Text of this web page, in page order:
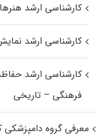
کارشناسی ارشد
کارشناسی ارشد
کارشناسی ارشد
فرهنگی – تاریخی
معرفی گروه دامپزشکی